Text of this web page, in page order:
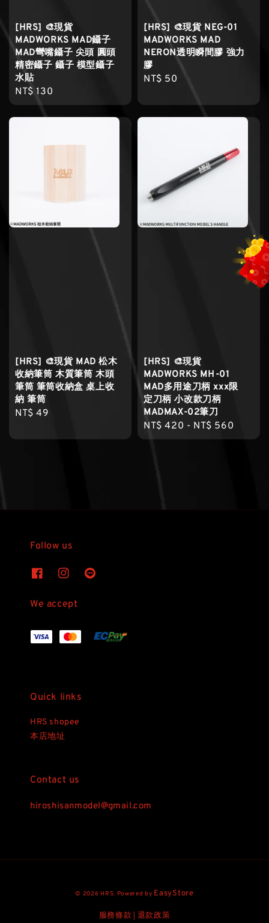
[HRS] 🎨現貨
MADWORKS MAD鑷子
MAD彎嘴鑷子 尖頭 圓頭
精密鑷子 鑷子 模型鑷子
水貼
Regular
price
NT$ 130
[HRS] 🎨現貨 NEG-01
MADWORKS MAD
NERON透明瞬間膠 強力
膠
Regular
NT$ 50
[HRS] 🎨現貨 MAD 松木
收納筆筒 木質筆筒 木頭
筆筒 筆筒收納盒 桌上收
納 筆筒
Regular
NT$ 49
[HRS] 🎨現貨
MADWORKS MH-01
MAD多用途刀柄 xxx限
定刀柄 小改款刀柄
MADMAX-02筆刀
Regular
price
NT$ 420 - NT$ 560
Follow us
We accept
Quick links
HRS shopee
本店地址
Contact us
hiroshisanmodel@gmail.com
© 2026 HRS. Powered by EasyStore
服務條款 退款政策